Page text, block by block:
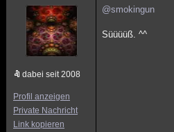
dabei seit 2008
Profil anzeigen
Private Nachricht
Link kopieren
@smokingun
Süüüüß. ^^